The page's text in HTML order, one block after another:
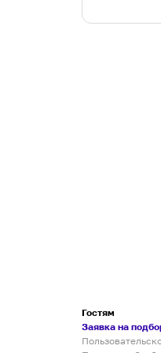
Гостям
Заявка на